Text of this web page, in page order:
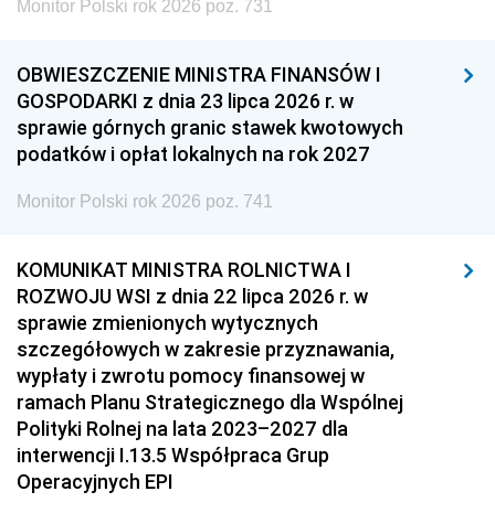
Monitor Polski rok 2026 poz. 731
OBWIESZCZENIE MINISTRA FINANSÓW I
GOSPODARKI z dnia 23 lipca 2026 r. w
sprawie górnych granic stawek kwotowych
podatków i opłat lokalnych na rok 2027
Monitor Polski rok 2026 poz. 741
KOMUNIKAT MINISTRA ROLNICTWA I
ROZWOJU WSI z dnia 22 lipca 2026 r. w
sprawie zmienionych wytycznych
szczegółowych w zakresie przyznawania,
wypłaty i zwrotu pomocy finansowej w
ramach Planu Strategicznego dla Wspólnej
Polityki Rolnej na lata 2023–2027 dla
interwencji I.13.5 Współpraca Grup
Operacyjnych EPI